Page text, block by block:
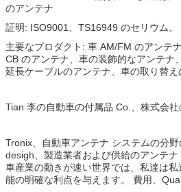
のアンテナ
証明: ISO9001、TS16949 のセリウム。
主要なプロダクト: 車 AM/FM のアンテ
CB のアンテナ、車の装飾的なアンテナ
延長ケーブルのアンテナ、車の取り替え
Tian 李の自動車の付属品 Co.、株式会社
Tronix、自動車アンテナ システムの分
desigh、製造業者および供給のアンテ
車産業の動きが速い世界では、私達は
能の明確な利点を与えます。 費用、